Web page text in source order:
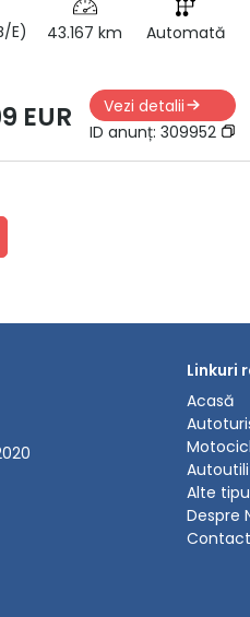
E) 43.167 km Automată
EUR
Vezi detalii
ID anunț:309952
Linkuri
Acasă
Alte
Despre
Contact